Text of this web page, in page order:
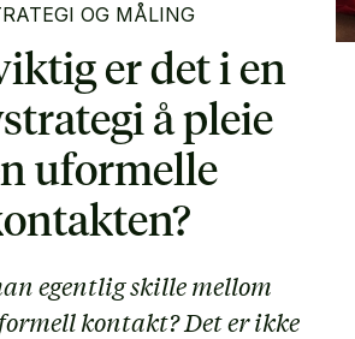
OG MÅLING
er det i en
å pleie
uformelle
egentlig skille mellom
kontakt? Det er ikke